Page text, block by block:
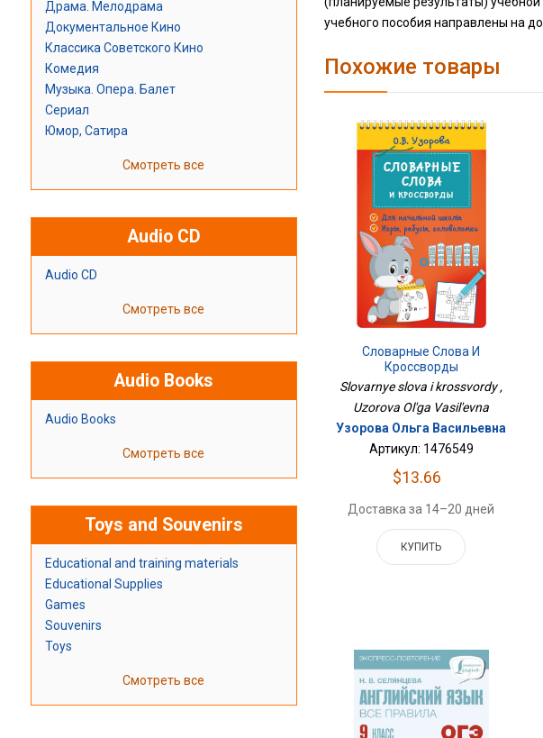
Драма. Мелодрама
Документальное Кино
Классика Советского Кино
Комедия
Музыка. Опера. Балет
Сериал
Юмор, Сатира
Смотреть все
Audio CD
Audio CD
Смотреть все
Audio Books
Audio Books
Смотреть все
Toys and Souvenirs
Educational and training materials
Educational Supplies
Games
Souvenirs
Toys
Смотреть все
учебного пособия направлены на
Похожие товары
Словарные Слова И
Кроссворды
Slovarnye slova i krossvordy ,
Uzorova Ol'ga Vasil'evna
Узорова Ольга Васильевна
Артикул: 1476549
$13.66
Доставка за 14–20 дней
КУПИТЬ